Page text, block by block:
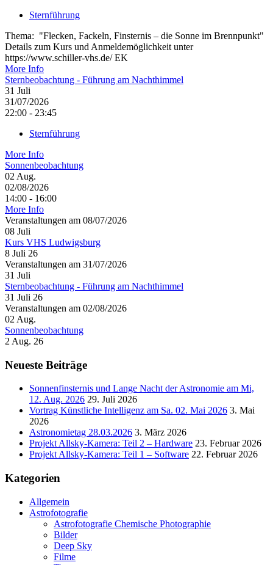
Sternführung
Thema: "Flecken, Fackeln, Finsternis – die Sonne im Brennpunkt"
Details zum Kurs und Anmeldemöglichkeit unter
https://www.schiller-vhs.de/ EK
More Info
Sternbeobachtung - Führung am Nachthimmel
31 Juli
31/07/2026
22:00 - 23:45
Sternführung
More Info
Sonnenbeobachtung
02 Aug.
02/08/2026
14:00 - 16:00
More Info
Veranstaltungen am 08/07/2026
08 Juli
Kurs VHS Ludwigsburg
8 Juli 26
Veranstaltungen am 31/07/2026
31 Juli
Sternbeobachtung - Führung am Nachthimmel
31 Juli 26
Veranstaltungen am 02/08/2026
02 Aug.
Sonnenbeobachtung
2 Aug. 26
Neueste Beiträge
Sonnenfinsternis und Lange Nacht der Astronomie am Mi,
12. Aug. 2026 29. Juli 2026
Vortrag Künstliche Intelligenz am Sa. 02. Mai 2026 3. Mai
2026
Astronomietag 28.03.2026 3. März 2026
Projekt Allsky-Kamera: Teil 2 – Hardware 23. Februar 2026
Projekt Allsky-Kamera: Teil 1 – Software 22. Februar 2026
Kategorien
Allgemein
Astrofotografie
Astrofotografie Chemische Photographie
Bilder
Deep Sky
Filme